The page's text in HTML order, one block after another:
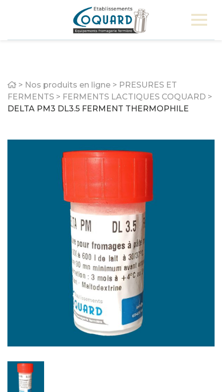
Home
> Nos produits en ligne > PRESURES ET
FERMENTS > FERMENTS LACTIQUES COQUARD >
DELTA PM3 DL3.5 FERMENT THERMOPHILE